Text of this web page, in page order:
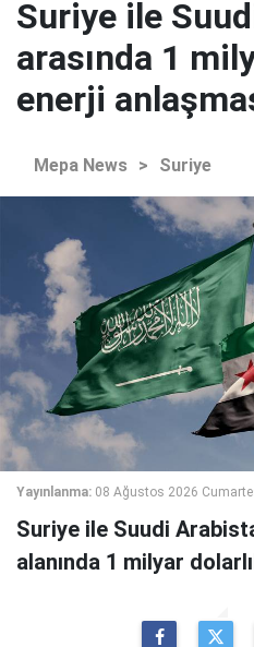
Suriye ile
arasında 1
enerji
Mepa News > Suriye
Yayınlanma: 08 Ağustos 2026
Suriye ile Suudi
alanında 1 milyar